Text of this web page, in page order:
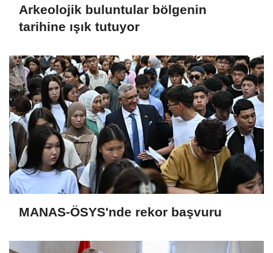
Arkeolojik buluntular bölgenin
tarihine ışık tutuyor
MANAS-ÖSYS'nde rekor başvuru